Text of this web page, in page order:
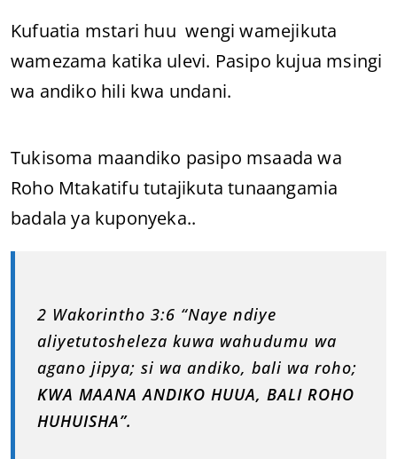
Kufuatia mstari huu wengi wamejikuta
wamezama katika ulevi. Pasipo kujua msingi
wa andiko hili kwa undani.
Tukisoma maandiko pasipo msaada wa
Roho Mtakatifu tutajikuta tunaangamia
badala ya kuponyeka..
2 Wakorintho 3:6 “Naye ndiye
aliyetutosheleza kuwa wahudumu wa
agano jipya; si wa andiko, bali wa roho;
KWA MAANA ANDIKO HUUA, BALI ROHO
HUHUISHA”.